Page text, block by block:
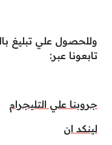
وللحصول علي تبليغ
تابعونا عبر:
جروبنا علي التليجرام
لينكد ان